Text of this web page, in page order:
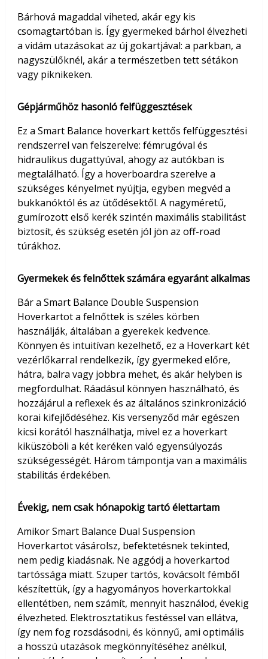
Bárhová magaddal viheted, akár egy kis
csomagtartóban is. Így gyermeked bárhol élvezheti
a vidám utazásokat az új gokartjával: a parkban, a
nagyszülőknél, akár a természetben tett sétákon
vagy piknikeken.
Gépjárműhöz hasonló felfüggesztések
Ez a Smart Balance hoverkart kettős felfüggesztési
rendszerrel van felszerelve: fémrugóval és
hidraulikus dugattyúval, ahogy az autókban is
megtalálható. Így a hoverboardra szerelve a
szükséges kényelmet nyújtja, egyben megvéd a
bukkanóktól és az ütődésektől. A nagyméretű,
gumírozott első kerék szintén maximális stabilitást
biztosít, és szükség esetén jól jön az off-road
túrákhoz.
Gyermekek és felnőttek számára egyaránt alkalmas
Bár a Smart Balance Double Suspension
Hoverkartot a felnőttek is széles körben
használják, általában a gyerekek kedvence.
Könnyen és intuitívan kezelhető, ez a Hoverkart két
vezérlőkarral rendelkezik, így gyermeked előre,
hátra, balra vagy jobbra mehet, és akár helyben is
megfordulhat. Ráadásul könnyen használható, és
hozzájárul a reflexek és az általános szinkronizáció
korai kifejlődéséhez. Kis versenyződ már egészen
kicsi korától használhatja, mivel ez a hoverkart
kiküszöböli a két keréken való egyensúlyozás
szükségességét. Három támpontja van a maximális
stabilitás érdekében.
Évekig, nem csak hónapokig tartó élettartam
Amikor Smart Balance Dual Suspension
Hoverkartot vásárolsz, befektetésnek tekinted,
nem pedig kiadásnak. Ne aggódj a hoverkartod
tartóssága miatt. Szuper tartós, kovácsolt fémből
készítettük, így a hagyományos hoverkartokkal
ellentétben, nem számít, mennyit használod, évekig
élvezheted. Elektrosztatikus festéssel van ellátva,
így nem fog rozsdásodni, és könnyű, ami optimális
a hosszú utazások megkönnyítéséhez anélkül,